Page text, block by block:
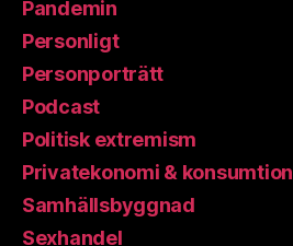
Pandemin
Personligt
Personporträtt
Podcast
Politisk extremism
Privatekonomi & konsumtion
Samhällsbyggnad
Sexhandel